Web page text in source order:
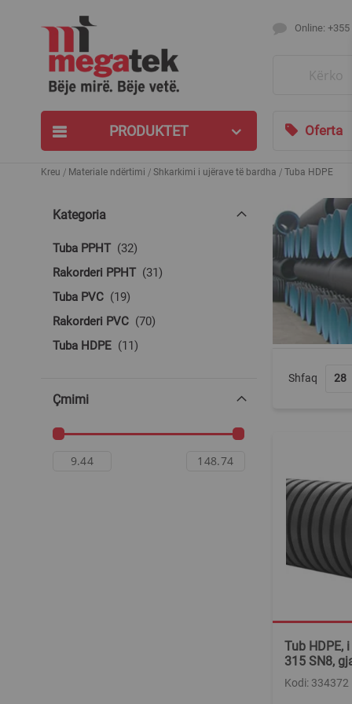
Online:
PRODUKTET Oferta
Kreu Materiale ndërtimi Shkarkimi i ujërave të bardha Tuba HDPE
Shfaq
Tub HDPE,
315 SN8,
Kodi: 334372
Kategoria
Tuba PPHT 32produkte
Rakorderi PPHT
31produkte
Tuba PVC
19produkte
Rakorderi PVC
70produkte
Tuba HDPE
11produkte
Çmimi